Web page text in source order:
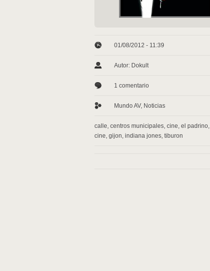
01/08/2012 - 11:39
Autor: Dokult
1 comentario
Mundo AV, Noticias
calle, centros municipales, cine, el padrino,
cine, gijon, indiana jones, tiburon